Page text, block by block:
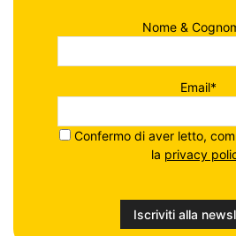
Nome &
Email*
Confermo di aver letto,
la privacy